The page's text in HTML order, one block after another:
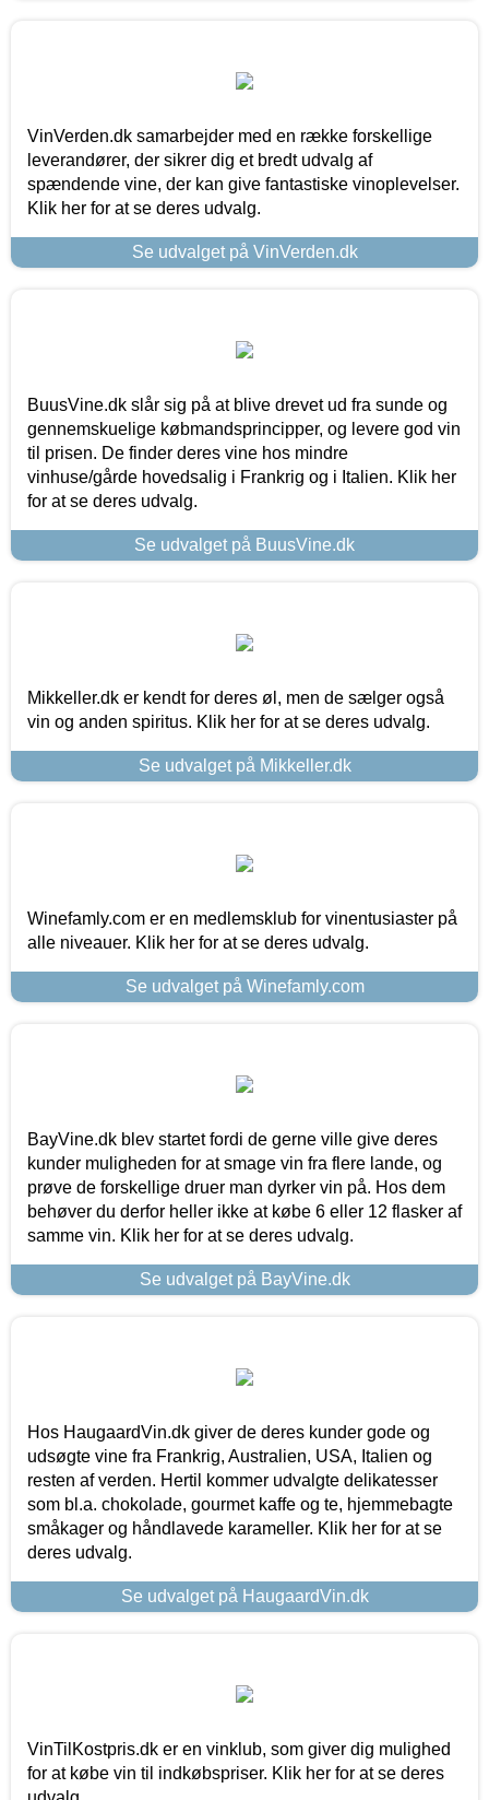
VinVerden.dk samarbejder med en række forskellige
leverandører, der sikrer dig et bredt udvalg af
spændende vine, der kan give fantastiske vinoplevelser.
Klik her for at se deres udvalg.
Se udvalget på VinVerden.dk
BuusVine.dk slår sig på at blive drevet ud fra sunde og
gennemskuelige købmandsprincipper, og levere god vin
til prisen. De finder deres vine hos mindre
vinhuse/gårde hovedsalig i Frankrig og i Italien. Klik her
for at se deres udvalg.
Se udvalget på BuusVine.dk
Mikkeller.dk er kendt for deres øl, men de sælger også
vin og anden spiritus. Klik her for at se deres udvalg.
Se udvalget på Mikkeller.dk
Winefamly.com er en medlemsklub for vinentusiaster på
alle niveauer. Klik her for at se deres udvalg.
Se udvalget på Winefamly.com
BayVine.dk blev startet fordi de gerne ville give deres
kunder muligheden for at smage vin fra flere lande, og
prøve de forskellige druer man dyrker vin på. Hos dem
behøver du derfor heller ikke at købe 6 eller 12 flasker af
samme vin. Klik her for at se deres udvalg.
Se udvalget på BayVine.dk
Hos HaugaardVin.dk giver de deres kunder gode og
udsøgte vine fra Frankrig, Australien, USA, Italien og
resten af verden. Hertil kommer udvalgte delikatesser
som bl.a. chokolade, gourmet kaffe og te, hjemmebagte
småkager og håndlavede karameller. Klik her for at se
deres udvalg.
Se udvalget på HaugaardVin.dk
VinTilKostpris.dk er en vinklub, som giver dig mulighed
for at købe vin til indkøbspriser. Klik her for at se deres